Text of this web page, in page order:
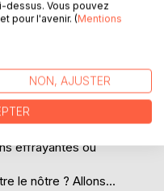
amoureux transi, une
un politicien somme
très… journaliste et un
effrayantes ou
le nôtre ? Allons…
Vous pouvez
pour l'avenir. (Mentions
NON, AJUSTER